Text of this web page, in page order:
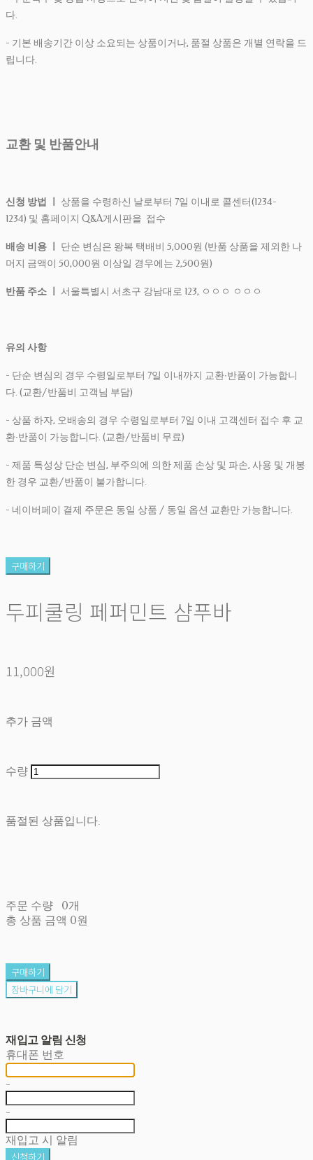
다.
- 기본 배송기간 이상 소요되는 상품이거나, 품절 상품은 개별 연락을 드
립니다.
교환 및 반품안내
신청 방법 ㅣ 상품을 수령하신 날로부터 7일 이내로 콜센터(1234-
1234) 및 홈페이지 Q&A게시판을 접수
배송 비용 ㅣ
단순 변심은 왕복 택배비 5,000원 (반품 상품을 제외한 나
머지 금액이 50,000원 이상일 경우에는 2,500원)
반품 주소 ㅣ 서울특별시 서초구 강남대로 123, ㅇㅇㅇ ㅇㅇㅇ
유의 사항
- 단순 변심의 경우 수령일로부터 7일 이내까지 교환∙반품이 가능합니
다. (교환/반품비 고객님 부담)
- 상품 하자, 오배송의 경우 수령일로부터 7일 이내 고객센터 접수 후 교
환∙반품이 가능합니다. (교환/반품비 무료)
- 제품 특성상 단순 변심, 부주의에 의한 제품 손상 및 파손, 사용 및 개봉
한 경우 교환/반품이 불가합니다.
- 네이버페이 결제 주문은 동일 상품 / 동일 옵션 교환만 가능합니다.
구매하기
두피쿨링 페퍼민트 샴푸바
11,000원
추가 금액
수량
품절된 상품입니다.
주문 수량
0개
총 상품 금액 0원
구매하기
장바구니에 담기
재입고 알림 신청
휴대폰 번호
-
-
재입고 시 알림
신청하기